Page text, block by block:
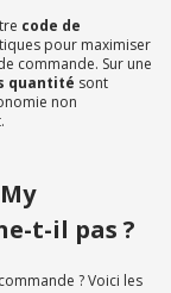
code de
pour maximiser
commande. Sur une
quantité sont
non
t-il pas ?
? Voici les